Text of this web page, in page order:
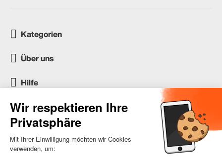
Kategorien
Über uns
Hilfe
Kundenservice
occasion.migros.mobile@recommerce.com
Montag-Freitag 08:00-17:00